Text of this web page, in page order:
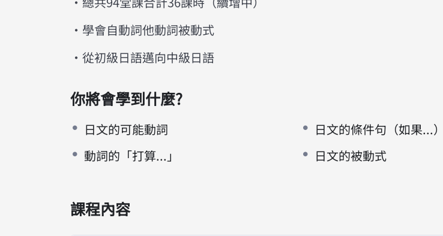
・學會自動詞他動詞被動式
・從初級日語邁向中級日語
你將會學到什麼?
日文的可能動詞
日文的條件句（如果...）
動詞的「打算...」
日文的被動式
課程內容